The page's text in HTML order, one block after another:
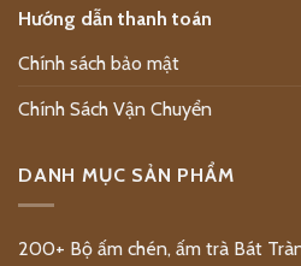
Hướng dẫn thanh toán
Chính sách bảo mật
Chính Sách Vận Chuyển
DANH MỤC SẢN PHẨM
200+ Bộ ấm chén, ấm trà Bát